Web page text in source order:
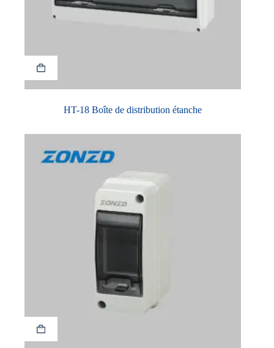
HT-18 Boîte de distribution étanche